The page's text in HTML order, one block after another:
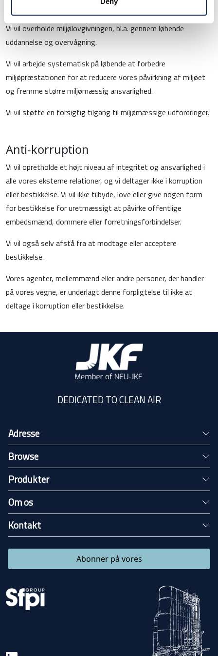
Miljø
Vi vil overholde miljølovgivningen, bl.a. gennem løbende
uddannelse og overvågning.
Vi vil arbejde systematisk på løbende at forbedre
miljøpræstationen for at reducere vores påvirkning af miljøet
og fremme større miljømæssig ansvarlighed.
Vi vil støtte en forsigtig tilgang til miljømæssige udfordringer.
Anti-korruption
Vi vil opretholde et højt niveau af integritet og ansvarlighed i
alle vores eksterne relationer, og vi deltager ikke i korruption
eller bestikkelse. Vi vil ikke tilbyde, love eller give nogen form
for bestikkelse for uretmæssigt at påvirke offentlige
embedsmænd, dommere eller forretningsforbindelser.
Vi vil også selv afstå fra at modtage eller acceptere
bestikkelse.
Vores agenter, mellemmænd eller andre personer, der handler
på vores vegne, er underlagt denne forpligtelse til ikke at
deltage i korruption eller bestikkelse.
DEDICATED TO CLEAN AIR
Adresse
Browse
Produkter
Om os
Kontakt
Abonner på vores